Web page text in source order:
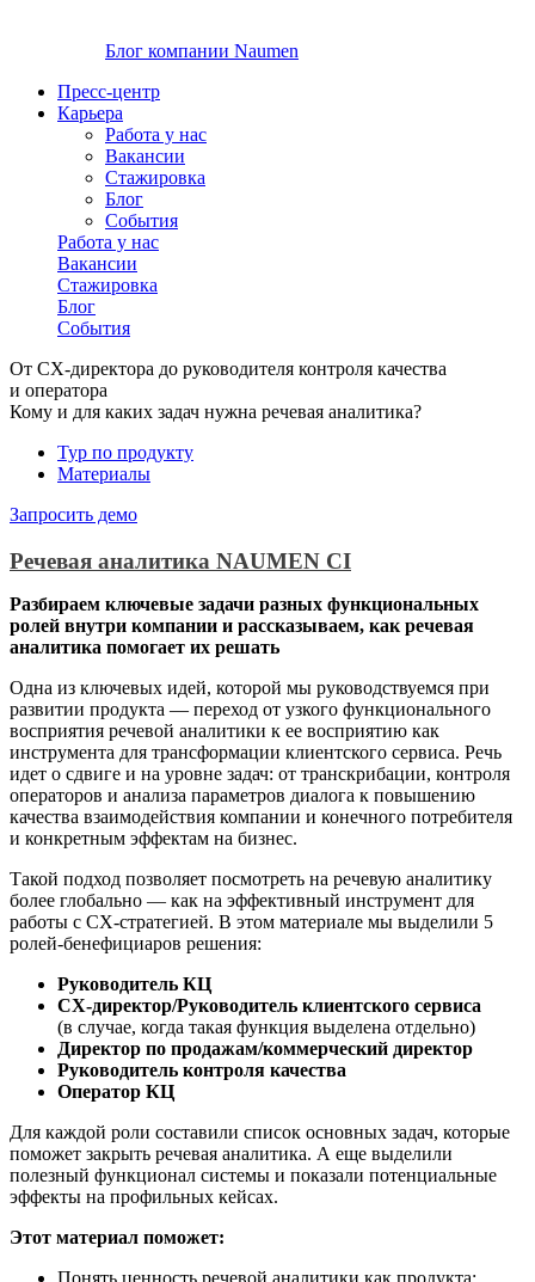
Блог компании Naumen
Пресс-центр
Карьера
Работа у нас
Вакансии
Стажировка
Блог
События
Работа у нас
Вакансии
Стажировка
Блог
События
От CX-директора до руководителя контроля качества
и оператора
Кому и для каких задач нужна речевая аналитика?
Тур по продукту
Материалы
Запросить демо
Речевая аналитика NAUMEN CI
Разбираем ключевые задачи разных функциональных
ролей внутри компании и рассказываем, как речевая
аналитика помогает их решать
Одна из ключевых идей, которой мы руководствуемся при
развитии продукта — переход от узкого функционального
восприятия речевой аналитики к ее восприятию как
инструмента для трансформации клиентского сервиса. Речь
идет о сдвиге и на уровне задач: от транскрибации, контроля
операторов и анализа параметров диалога к повышению
качества взаимодействия компании и конечного потребителя
и конкретным эффектам на бизнес.
Такой подход позволяет посмотреть на речевую аналитику
более глобально — как на эффективный инструмент для
работы с CX-стратегией. В этом материале мы выделили 5
ролей-бенефициаров решения:
Руководитель КЦ
CX-директор/Руководитель клиентского сервиса
(в случае, когда такая функция выделена отдельно)
Директор по продажам/коммерческий директор
Руководитель контроля качества
Оператор КЦ
Для каждой роли составили список основных задач, которые
поможет закрыть речевая аналитика. А еще выделили
полезный функционал системы и показали потенциальные
эффекты на профильных кейсах.
Этот материал поможет:
Понять ценность речевой аналитики как продукта: